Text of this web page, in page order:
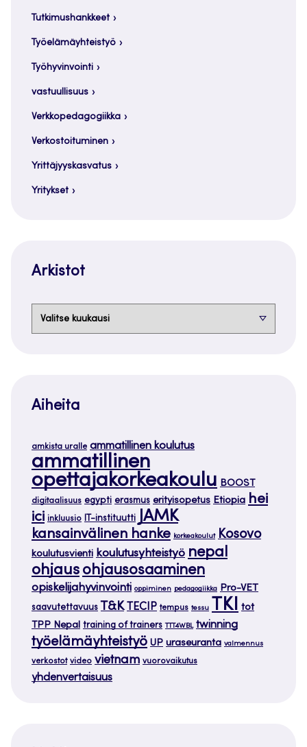
Tutkimushankkeet
Työelämäyhteistyö
Työhyvinvointi
vastuullisuus
Verkkopedagogiikka
Verkostoituminen
Yrittäjyyskasvatus
Yritykset
Arkistot
Aiheita
amkista uralle ammatillinen koulutus
ammatillinen
opettajakorkeakoulu BOOST
digitaalisuus egypti erasmus erityisopetus Etiopia hei
ici inkluusio IT-instituutti JAMK
kansainvälinen hanke korkeakoulut Kosovo
koulutusvienti koulutusyhteistyö nepal
ohjaus ohjausosaaminen
opiskelijahyvinvointi oppiminen pedagogiikka Pro-VET
saavutettavuus T&K TECIP tempus tessu TKI tot
TPP Nepal training of trainers TTT4WBL twinning
työelämäyhteistyö UP uraseuranta valmennus
verkostot video vietnam vuorovaikutus
yhdenvertaisuus